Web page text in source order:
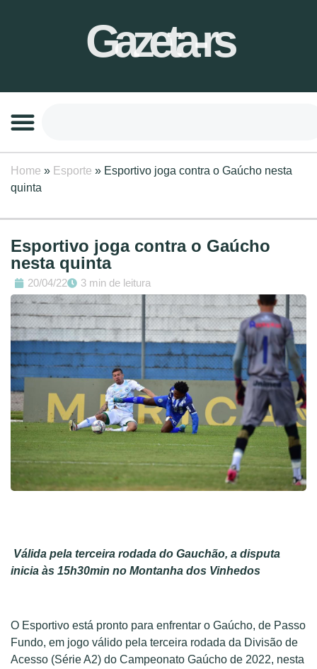
Gazeta-rs
Home » Esporte » Esportivo joga contra o Gaúcho nesta
quinta
Esportivo joga contra o Gaúcho
nesta quinta
20/04/22 3 min de leitura
Válida pela terceira rodada do Gauchão, a disputa
inicia às 15h30min no Montanha dos Vinhedos
O Esportivo está pronto para enfrentar o Gaúcho, de Passo
Fundo, em jogo válido pela terceira rodada da Divisão de
Acesso (Série A2) do Campeonato Gaúcho de 2022, nesta